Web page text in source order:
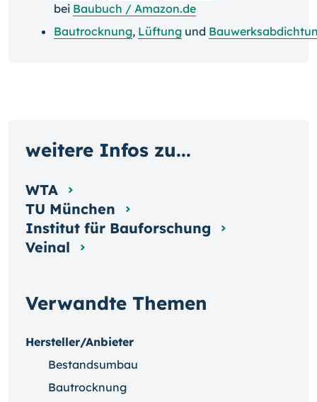
bei Baubuch / Amazon.de
Bautrocknung, Lüftung und
Verwandte Themen
Hersteller/Anbieter
Bestandsumbau
Bautrocknung
weitere Infos zu...
WTA
TU München
Institut für Bauforschung
Veinal